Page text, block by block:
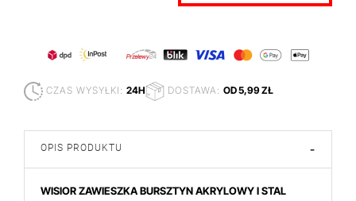
CZAS WYSYŁKI: 24H DOSTAWA: OD 5,99 ZŁ
OPIS PRODUKTU -
WISIOR ZAWIESZKA BURSZTYN AKRYLOWY I STAL